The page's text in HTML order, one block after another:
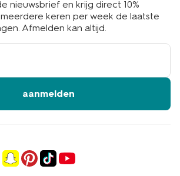
nieuwsbrief en krijg direct 10%
keren per week de laatste
Afmelden kan altijd.
aanmelden